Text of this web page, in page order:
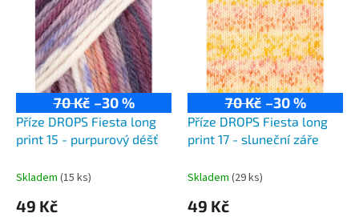
70 Kč –30 %
Příze DROPS Fiesta long
print 15 - purpurový déšť
Skladem (15 ks)
49 Kč
70 Kč –30 %
Příze DROPS Fiesta long
print 17 - sluneční záře
Skladem (29 ks)
49 Kč